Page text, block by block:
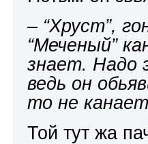
– “Хруст”,
“Меченый”
знает. Надо
ведь он
то не
Той тут жа